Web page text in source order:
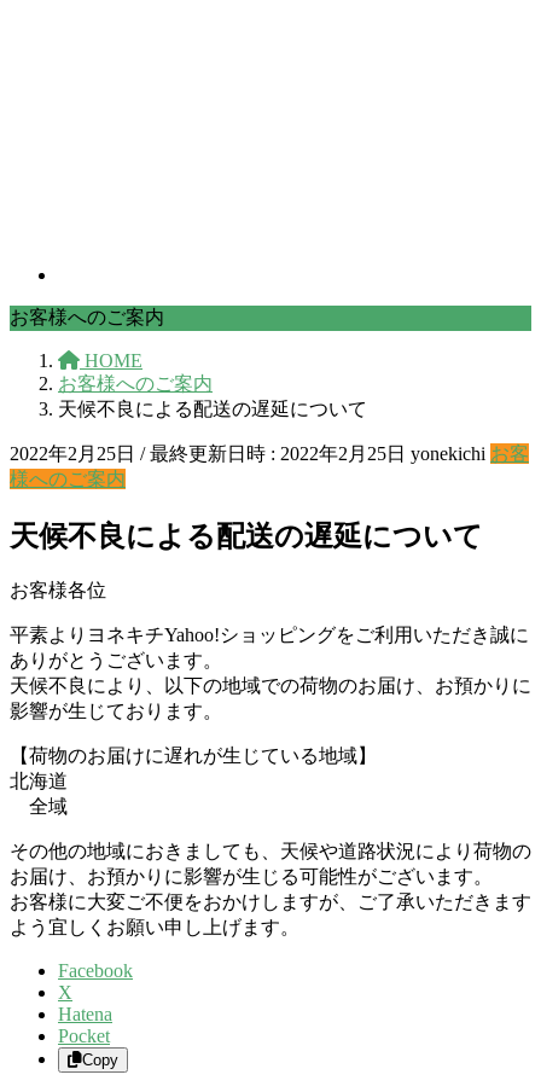
お客様へのご案内
HOME
お客様へのご案内
天候不良による配送の遅延について
2022年2月25日 / 最終更新日時 : 2022年2月25日 yonekichi お客
様へのご案内
天候不良による配送の遅延について
お客様各位
平素よりヨネキチYahoo!ショッピングをご利用いただき誠に
ありがとうございます。
天候不良により、以下の地域での荷物のお届け、お預かりに
影響が生じております。
【荷物のお届けに遅れが生じている地域】
北海道
全域
その他の地域におきましても、天候や道路状況により荷物の
お届け、お預かりに影響が生じる可能性がございます。
お客様に大変ご不便をおかけしますが、ご了承いただきます
よう宜しくお願い申し上げます。
Facebook
X
Hatena
Pocket
Copy